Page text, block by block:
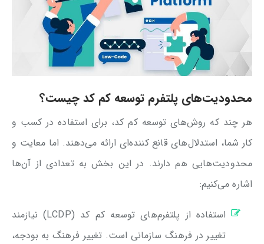
محدودیت‌های پلتفرم توسعه کم کد چیست؟
هر چند که روش‌های توسعه کم کد، برای استفاده در کسب و
کار شما، استدلال‌های قانع کننده‌ای ارائه می‌دهند. اما معایت و
محدودیت‌هایی هم دارند. در این بخش به تعدادی از آن‌ها
اشاره می‌کنیم:
استفاده از پلتفرم‌های توسعه کم کد (LCDP) نیازمند
تغییر در فرهنگ سازمانی است. تغییر فرهنگ به بودجه،